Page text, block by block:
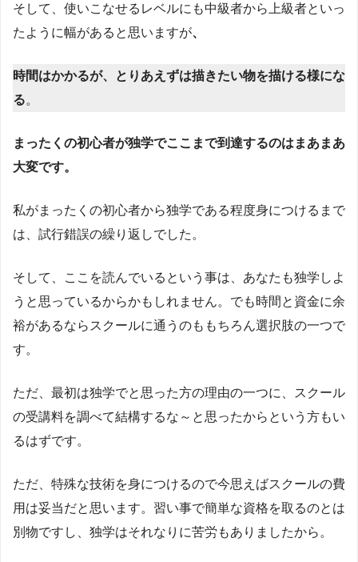
そして、使いこなせるレベルにも中級者から上級者といっ
たように幅があると思いますが、
時間はかかるが、とりあえずは描きたい物を描ける様にな
る。
まったくの初心者が独学でここまで到達するのはまあまあ
大変です。
私がまったくの初心者から独学である程度身につけるまで
は、試行錯誤の繰り返しでした。
そして、ここを読んでいるという事は、あなたも独学しよ
うと思っているからかもしれません。でも時間と資金に余
裕があるならスクールに通うのももちろん選択肢の一つで
す。
ただ、最初は独学でと思った方の理由の一つに、スクール
の受講料を調べて結構するな～と思ったからという方もい
るはずです。
ただ、特殊な技術を身につけるので今思えばスクールの費
用は妥当だと思います。習い事で簡単な資格を取るのとは
別物ですし、独学はそれなりに苦労もありましたから。